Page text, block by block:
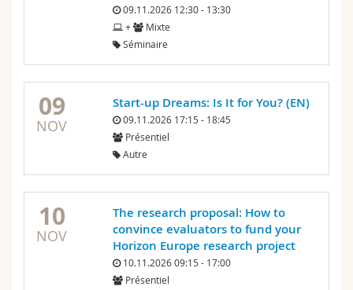
09.11.2026 12:30 - 13:30
+
Mixte
Séminaire
09
NOV
Start-up Dreams: Is It for You? (EN)
09.11.2026 17:15 - 18:45
Présentiel
Autre
10
NOV
The research proposal: How to
convince evaluators to fund your
Horizon Europe research project
10.11.2026 09:15 - 17:00
Présentiel